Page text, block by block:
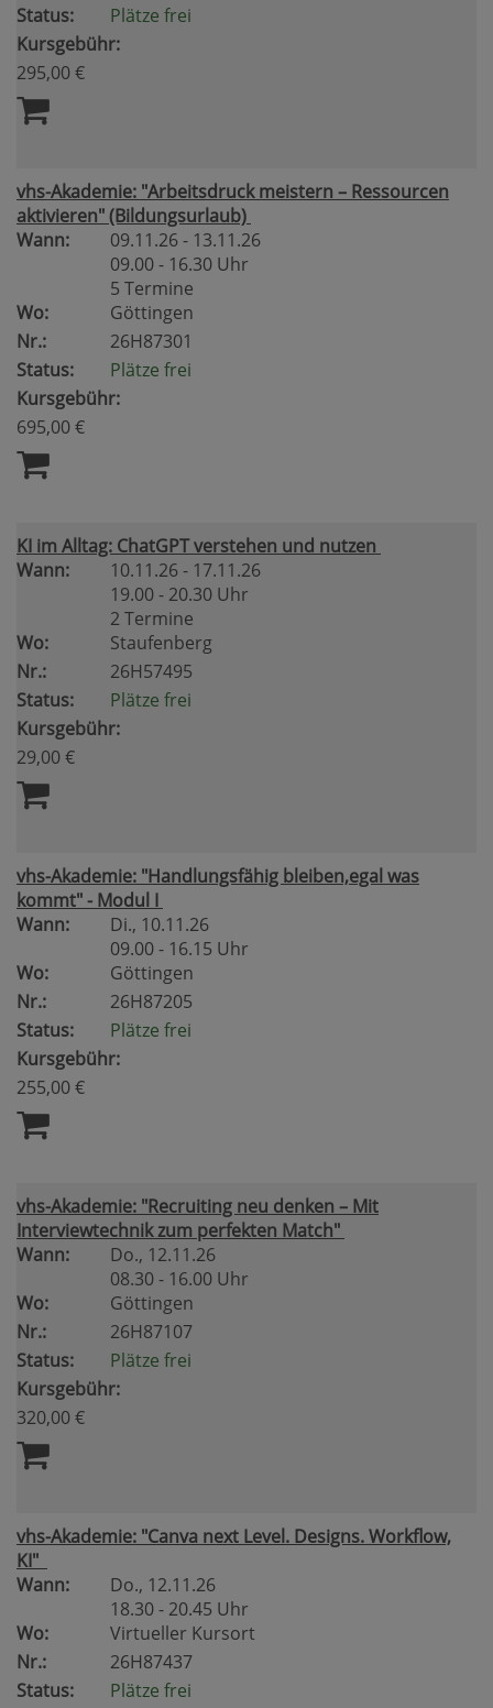
Status:
Plätze frei
Kursgebühr:
295,00 €
vhs-Akademie: "Arbeitsdruck meistern – Ressourcen
aktivieren" (Bildungsurlaub)
Wann:
09.11.26 - 13.11.26
09.00 - 16.30 Uhr
5 Termine
Wo:
Göttingen
Nr.:
26H87301
Status:
Plätze frei
Kursgebühr:
695,00 €
KI im Alltag: ChatGPT verstehen und nutzen
Wann:
10.11.26 - 17.11.26
19.00 - 20.30 Uhr
2 Termine
Wo:
Staufenberg
Nr.:
26H57495
Status:
Plätze frei
Kursgebühr:
29,00 €
vhs-Akademie: "Handlungsfähig bleiben,egal was
kommt" - Modul I
Wann:
Di., 10.11.26
09.00 - 16.15 Uhr
Wo:
Göttingen
Nr.:
26H87205
Status:
Plätze frei
Kursgebühr:
255,00 €
vhs-Akademie: "Recruiting neu denken – Mit
Interviewtechnik zum perfekten Match"
Wann:
Do., 12.11.26
08.30 - 16.00 Uhr
Wo:
Göttingen
Nr.:
26H87107
Status:
Plätze frei
Kursgebühr:
320,00 €
vhs-Akademie: "Canva next Level. Designs. Workflow,
KI"
Wann:
Do., 12.11.26
18.30 - 20.45 Uhr
Wo:
Virtueller Kursort
Nr.:
26H87437
Status:
Plätze frei